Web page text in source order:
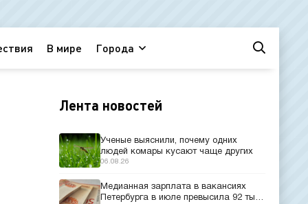
В мире Города
Лента новостей
Ученые выяснили, почему одних
людей комары кусают чаще других
06.08.26
Медианная зарплата в вакансиях
Петербурга в июле превысила 92 тыс.